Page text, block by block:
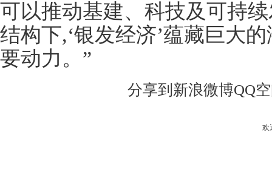
可以推动基建、科技及可持
结构下,‘银发经济’蕴藏巨大
要动力。”
分享到 新浪微博QQ
欢